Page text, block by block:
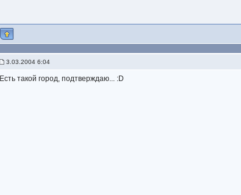
3.03.2004 6:04
Есть такой город, подтверждаю... :D